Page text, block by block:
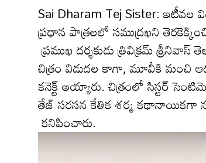
Sai Dharam Tej Sister:
ప్ర‌ధాన పాత్ర‌ల‌లో సముద్ర‌ఖ‌ని
ప్ర‌ముఖ ద‌ర్శ‌కుడు త్రివిక్రమ్
చిత్రం విడుద‌ల కాగా, మూవీకి మంచి
క‌నెక్ట్ అయ్యారు. చిత్రంలో సిస్ట‌ర్
తేజ్ స‌ర‌స‌న కేతిక శ‌ర్మ క‌థానాయిక‌గా
కనిపించారు.